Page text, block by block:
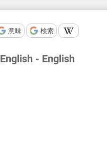
意味 検索
English - English